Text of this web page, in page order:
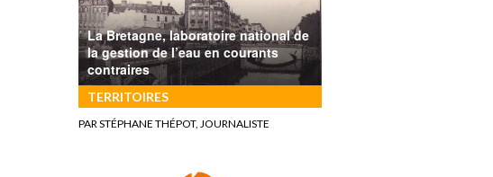
La Bretagne, laboratoire national de
la gestion de l’eau en courants
contraires
TERRITOIRES
PAR STÉPHANE THÉPOT, JOURNALISTE